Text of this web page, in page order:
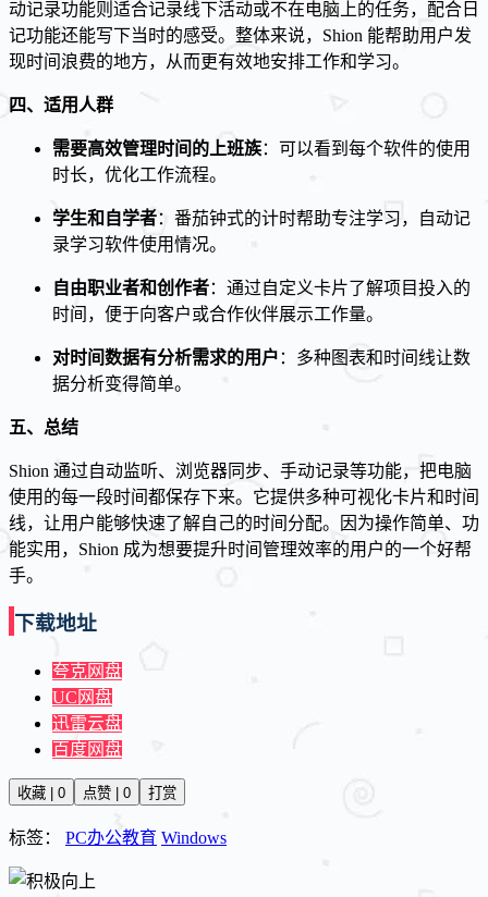
动记录功能则适合记录线下活动或不在电脑上的任务，配合日
记功能还能写下当时的感受。整体来说，Shion 能帮助用户发
现时间浪费的地方，从而更有效地安排工作和学习。
四、适用人群
需要高效管理时间的上班族：可以看到每个软件的使用
时长，优化工作流程。
学生和自学者：番茄钟式的计时帮助专注学习，自动记
录学习软件使用情况。
自由职业者和创作者：通过自定义卡片了解项目投入的
时间，便于向客户或合作伙伴展示工作量。
对时间数据有分析需求的用户 ：多种图表和时间线让数
据分析变得简单。
五、总结
Shion 通过自动监听、浏览器同步、手动记录等功能，把电脑
使用的每一段时间都保存下来。它提供多种可视化卡片和时间
线，让用户能够快速了解自己的时间分配。因为操作简单、功
能实用，Shion 成为想要提升时间管理效率的用户的一个好帮
手。
下载地址
夸克网盘
UC网盘
迅雷云盘
百度网盘
收藏 | 0 点赞 | 0 打赏
标签： PC办公教育 Windows